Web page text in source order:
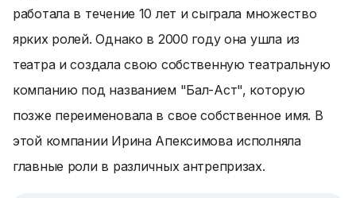
работала в течение 10 лет и сыграла множество
ярких ролей. Однако в 2000 году она ушла из
театра и создала свою собственную театральную
компанию под названием "Бал-Аст", которую
позже переименовала в свое собственное имя. В
этой компании Ирина Апексимова исполняла
главные роли в различных антрепризах.